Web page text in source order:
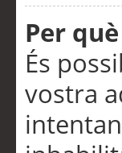
Per
És
vostra